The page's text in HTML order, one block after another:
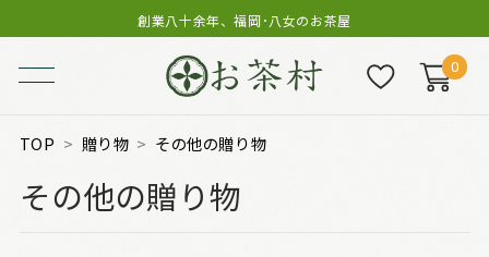
創業八十余年、福岡･八女のお茶屋
0
TOP 贈り物 その他の贈り物
その他の贈り物